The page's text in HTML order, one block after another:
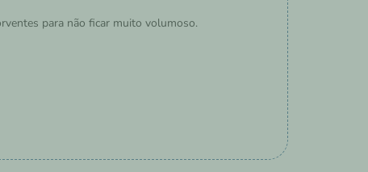
para não ficar muito volumoso.